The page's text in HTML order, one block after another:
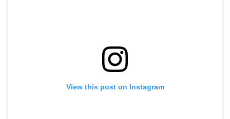
View this post on Instagram